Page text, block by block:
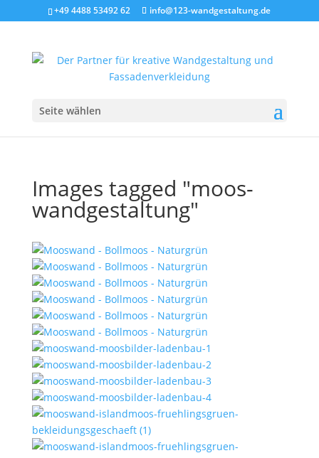
+49 4488 53492 62 info@123-wandgestaltung.de
Seite wählen
Images tagged "moos-
wandgestaltung"